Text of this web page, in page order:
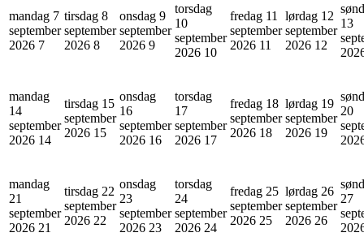
mandag 7
september
2026 7
tirsdag 8
september
2026 8
onsdag 9
september
2026 9
torsdag
10
september
2026 10
fredag 11
september
2026 11
lørdag 12
september
2026 12
13
mandag
14
september
2026 14
tirsdag 15
september
2026 15
onsdag
16
september
2026 16
torsdag
17
september
2026 17
fredag 18
september
2026 18
lørdag 19
september
2026 19
20
mandag
21
september
2026 21
tirsdag 22
september
2026 22
onsdag
23
september
2026 23
torsdag
24
september
2026 24
fredag 25
september
2026 25
lørdag 26
september
2026 26
27